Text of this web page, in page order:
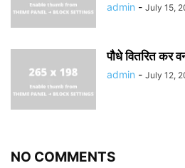
admin - July 15,
पौधे वितरित कर
admin - July 12,
NO COMMENTS